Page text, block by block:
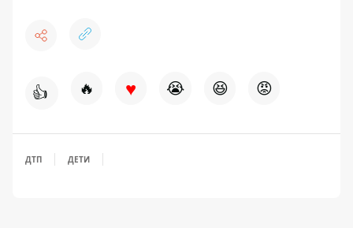
👍 🔥 ♥ 😭 😆 😡
ДТП ДЕТИ